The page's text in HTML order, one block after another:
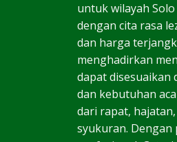
untuk wilayah
dengan cita rasa
dan harga
menghadirkan
dapat disesuaikan
dan kebutuhan
dari rapat,
syukuran. Dengan